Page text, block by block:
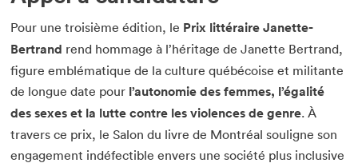
Pour une troisième édition, le Prix littéraire Janette-
Bertrand rend hommage à l’héritage de Janette Bertrand,
figure emblématique de la culture québécoise et militante
de longue date pour l’autonomie des femmes, l’égalité
des sexes et la lutte contre les violences de genre. À
travers ce prix, le Salon du livre de Montréal souligne son
engagement indéfectible envers une société plus inclusive